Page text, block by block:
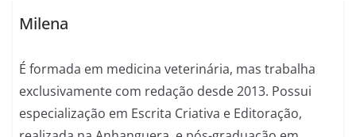
Milena
É formada em medicina veterinária, mas trabalha
exclusivamente com redação desde 2013. Possui
especialização em Escrita Criativa e Editoração,